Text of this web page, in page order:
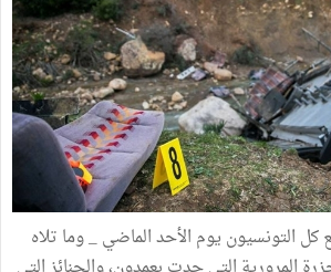
كل التونسيون يوم الأحد الماضي _ وما تلاه